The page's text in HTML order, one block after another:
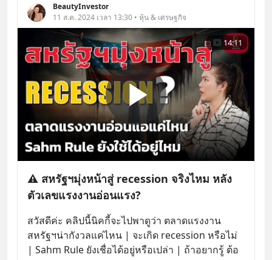
BeautyInvestor
11 ส.ค. 2024 เวลา 13:30 • หุ้น & เศรษฐกิจ
14:11
⚠️ สหรัฐฯมุ่งหน้าสู่ recession จริงไหม หลัง
ตัวเลขแรงงานอ่อนแรง?
สวัสดีค่ะ คลิปนี้นิคกี้จะไปพาดูว่า ตลาดแรงงาน
สหรัฐฯน่ากังวลแค่ไหน | จะเกิด recession หรือไม่
| Sahm Rule ยังเชื่อได้อยู่หรือเปล่า | ถ้าอยากรู้ ต้อ